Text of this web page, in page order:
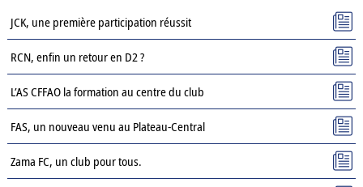
JCK, une première participation réussit
RCN, enfin un retour en D2 ?
L’AS CFFAO la formation au centre du club
FAS, un nouveau venu au Plateau-Central
Zama FC, un club pour tous.